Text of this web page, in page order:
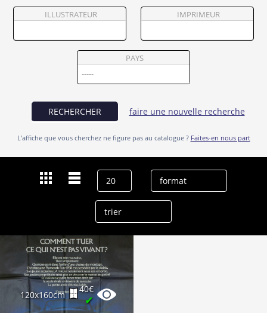
Vendre
ILLUSTRATEUR IMPRIMEUR
PAYS
RECHERCHER faire une nouvelle recherche
L’affiche que vous cherchez ne figure pas au catalogue ? Faites-en nous part
120x160cm
40€
✔